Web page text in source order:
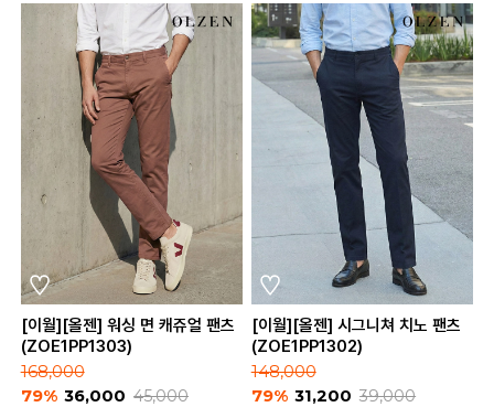
[이월][올젠] 워싱 면 캐쥬얼 팬츠
(ZOE1PP1303)
168,000
79% 36,000 45,000
[이월][올젠] 시그니쳐 치노 팬츠
(ZOE1PP1302)
148,000
79% 31,200 39,000